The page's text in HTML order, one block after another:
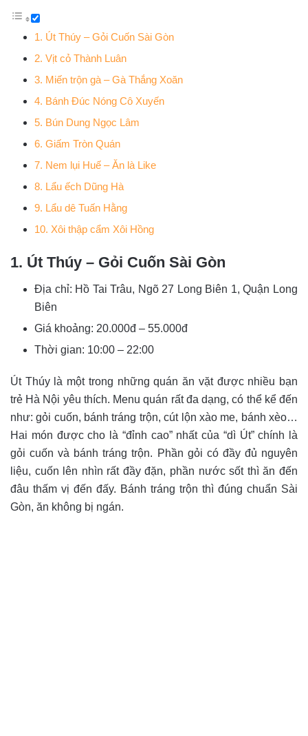
1. Út Thúy – Gỏi Cuốn Sài Gòn
2. Vịt cỏ Thành Luân
3. Miến trộn gà – Gà Thắng Xoăn
4. Bánh Đúc Nóng Cô Xuyến
5. Bún Dung Ngọc Lâm
6. Giấm Tròn Quán
7. Nem lụi Huế – Ăn là Like
8. Lẩu ếch Dũng Hà
9. Lẩu dê Tuấn Hằng
10. Xôi thập cẩm Xôi Hồng
1. Út Thúy – Gỏi Cuốn Sài Gòn
Địa chỉ: Hồ Tai Trâu, Ngõ 27 Long Biên 1, Quận Long
Biên
Giá khoảng: 20.000đ – 55.000đ
Thời gian: 10:00 – 22:00
Út Thúy là một trong những quán ăn vặt được nhiều bạn
trẻ Hà Nội yêu thích. Menu quán rất đa dạng, có thể kể đến
như: gỏi cuốn, bánh tráng trộn, cút lộn xào me, bánh xèo…
Hai món được cho là “đỉnh cao” nhất của “dì Út” chính là
gỏi cuốn và bánh tráng trộn. Phần gỏi có đầy đủ nguyên
liệu, cuốn lên nhìn rất đầy đặn, phần nước sốt thì ăn đến
đâu thấm vị đến đấy. Bánh tráng trộn thì đúng chuẩn Sài
Gòn, ăn không bị ngán.